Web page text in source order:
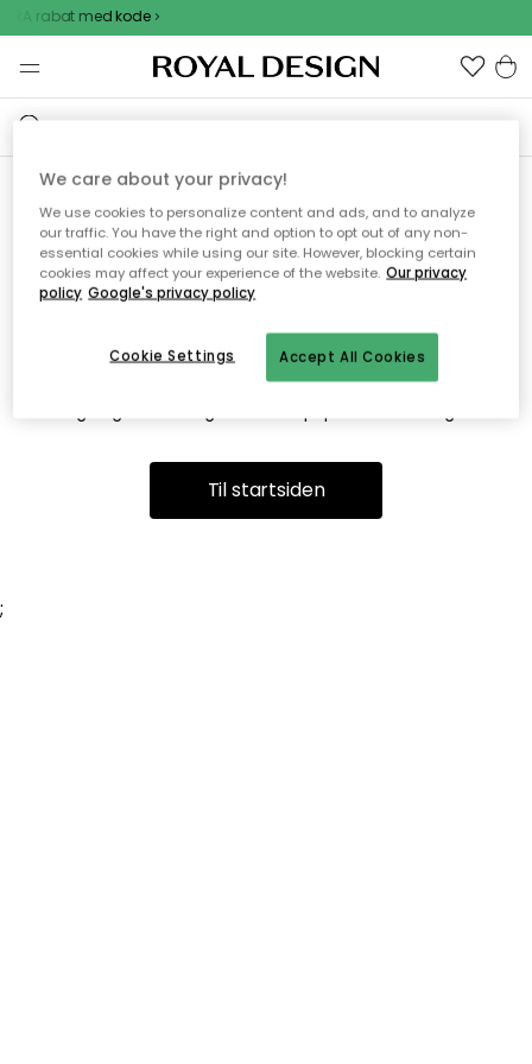
rabat med kode
Vi fandt desværre ikke siden
du søger
Dette kan være fordi, at siden ikke længere findes eller at den
er flyttet. Vi beklager. I menuen ovenfor kan du prøve en ny
søgning eller besøge en vores populære afdelinger.
Til startsiden
;
We care about your privacy!
We use cookies to personalize content and ads, and to analyze
our traffic. You have the right and option to opt out of any non-
essential cookies while using our site. However, blocking certain
cookies may affect your experience of the website. Our privacy
policy Google's privacy policy
Accept All Cookies
Cookie Settings